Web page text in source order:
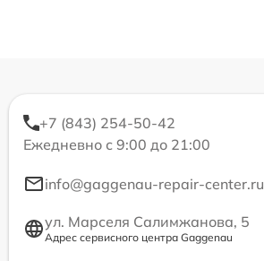
+7 (843) 254-50-42
Ежедневно с 9:00 до 21:00
info@gaggenau-repair-center.ru
ул. Марселя Салимжанова, 5
Адрес сервисного центра Gaggenau